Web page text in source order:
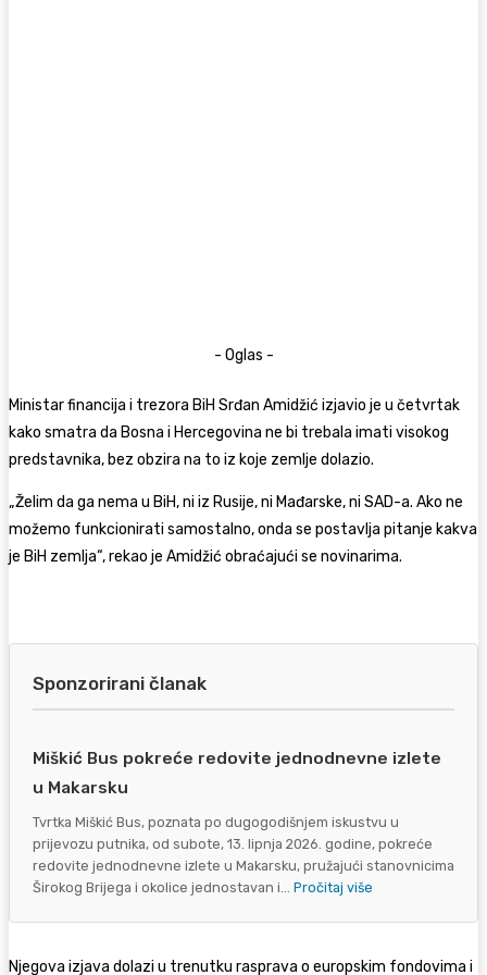
- Oglas -
Ministar financija i trezora BiH Srđan Amidžić izjavio je u četvrtak
kako smatra da Bosna i Hercegovina ne bi trebala imati visokog
predstavnika, bez obzira na to iz koje zemlje dolazio.
„Želim da ga nema u BiH, ni iz Rusije, ni Mađarske, ni SAD-a. Ako ne
možemo funkcionirati samostalno, onda se postavlja pitanje kakva
je BiH zemlja“, rekao je Amidžić obraćajući se novinarima.
Sponzorirani članak
Miškić Bus pokreće redovite jednodnevne izlete
u Makarsku
Tvrtka Miškić Bus, poznata po dugogodišnjem iskustvu u
prijevozu putnika, od subote, 13. lipnja 2026. godine, pokreće
redovite jednodnevne izlete u Makarsku, pružajući stanovnicima
Širokog Brijega i okolice jednostavan i... Pročitaj više
Njegova izjava dolazi u trenutku rasprava o europskim fondovima i